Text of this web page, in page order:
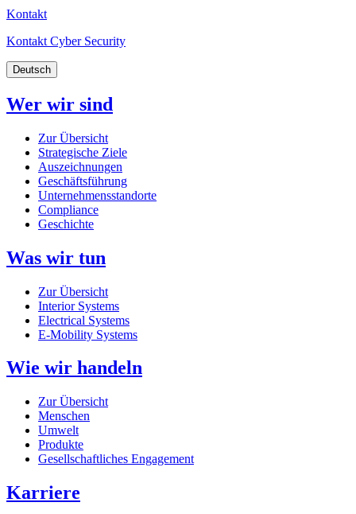
Kontakt
Kontakt Cyber Security
Deutsch
Wer wir sind
Zur Übersicht
Strategische Ziele
Auszeichnungen
Geschäftsführung
Unternehmensstandorte
Compliance
Geschichte
Was wir tun
Zur Übersicht
Interior Systems
Electrical Systems
E-Mobility Systems
Wie wir handeln
Zur Übersicht
Menschen
Umwelt
Produkte
Gesellschaftliches Engagement
Karriere